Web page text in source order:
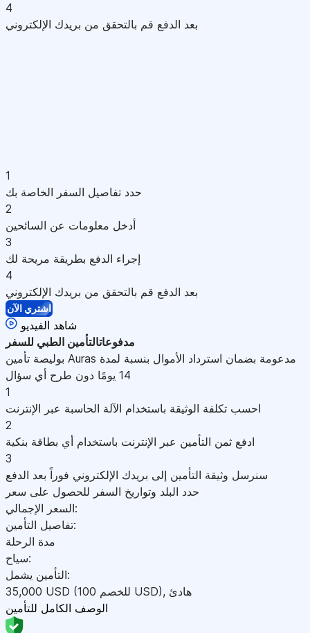
4
بعد الدفع قم بالتحقق من بريدك الإلكتروني
1
حدد تفاصيل السفر الخاصة بك
2
أدخل معلومات عن السائحين
3
إجراء الدفع بطريقة مريحة لك
4
بعد الدفع قم بالتحقق من بريدك الإلكتروني
اشتري الآن
شاهد الفيديو
مدفوعاتالتأمين الطبي للسفر
بوليصة تأمين Auras مدعومة بضمان استرداد الأموال بنسبة لمدة
14 يومًا دون طرح أي سؤال
1
احسب تكلفة الوثيقة باستخدام الآلة الحاسبة عبر الإنترنت
2
ادفع ثمن التأمين عبر الإنترنت باستخدام أي بطاقة بنكية
3
سنرسل وثيقة التأمين إلى بريدك الإلكتروني فوراً بعد الدفع
حدد البلد وتواريخ السفر للحصول على سعر
السعر الإجمالي:
تفاصيل التأمين:
مدة الرحلة
سياح:
التأمين يشمل:
35,000 USD USD), هادئ
الوصف الكامل للتأمين